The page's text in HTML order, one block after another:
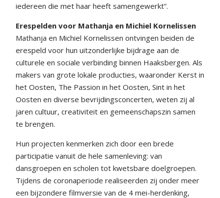
iedereen die met haar heeft samengewerkt”.
Erespelden voor Mathanja en Michiel Kornelissen
Mathanja en Michiel Kornelissen ontvingen beiden de
erespeld voor hun uitzonderlijke bijdrage aan de
culturele en sociale verbinding binnen Haaksbergen. Als
makers van grote lokale producties, waaronder Kerst in
het Oosten, The Passion in het Oosten, Sint in het
Oosten en diverse bevrijdingsconcerten, weten zij al
jaren cultuur, creativiteit en gemeenschapszin samen
te brengen.
Hun projecten kenmerken zich door een brede
participatie vanuit de hele samenleving: van
dansgroepen en scholen tot kwetsbare doelgroepen.
Tijdens de coronaperiode realiseerden zij onder meer
een bijzondere filmversie van de 4 mei-herdenking,